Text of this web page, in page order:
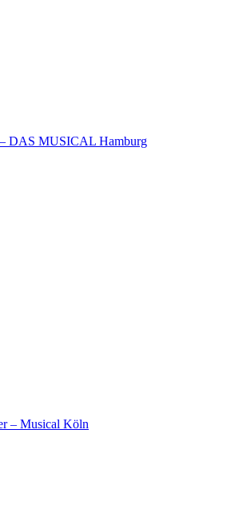
DAS MUSICAL Hamburg
– Musical Köln